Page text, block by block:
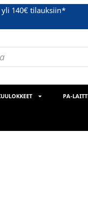
140€ tilauksiin*
PA-